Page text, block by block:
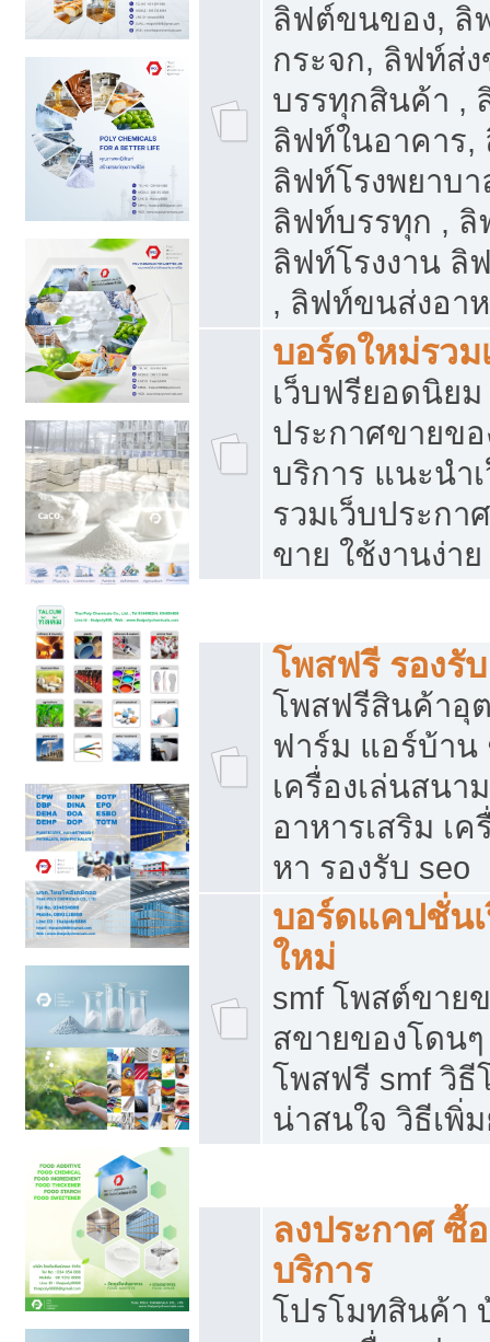
ลิฟต์ขนของ, ลิ
กระจก, ลิฟท์ส่
บรรทุกสินค้า ,
ลิฟท์ในอาคาร,
ลิฟท์โรงพยาบ
ลิฟท์บรรทุก ,
ลิฟท์โรงงาน ลิ
, ลิฟท์ขนส่งอา
บอร์ดใหม่รว
เว็บฟรียอดนิย
ประกาศขายข
บริการ แนะนำ
รวมเว็บประกา
ขาย ใช้งานง่าย
โพสฟรี รองรั
โพสฟรีสินค้าอุ
ฟาร์ม แอร์บ้าน
เครื่องเล่นสนา
อาหารเสริม เ
หา รองรับ seo
บอร์ดแคปชั่น
ใหม่
smf โพสต์ขาย
สขายของโดน
โพสฟรี smf วิธี
น่าสนใจ วิธีเพิ่
ลงประกาศ ซื้
บริการ
โปรโมทสินค้า